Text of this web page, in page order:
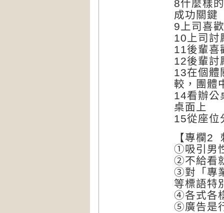
8什麼樣
成功關鍵
9上司喜
10上司討
11後輩喜
12後輩討
13在個體
較，團體
14看辦公
桌面上
15從座位
【專欄2
①吸引男
②不給看
③對「專
等標語特
④各式各
⑤廣告是